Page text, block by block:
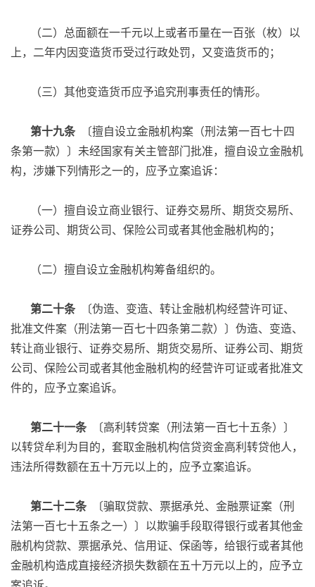
（二）总面额在一千元以上或者币量在一百张（枚）以
上，二年内因变造货币受过行政处罚，又变造货币的；
（三）其他变造货币应予追究刑事责任的情形。
第十九条
〔擅自设立金融机构案（刑法第一百七十四
条第一款）〕未经国家有关主管部门批准，擅自设立金融机
构，涉嫌下列情形之一的，应予立案追诉：
（一）擅自设立商业银行、证券交易所、期货交易所、
证券公司、期货公司、保险公司或者其他金融机构的；
（二）擅自设立金融机构筹备组织的。
第二十条
〔伪造、变造、转让金融机构经营许可证、
批准文件案（刑法第一百七十四条第二款）〕伪造、变造、
转让商业银行、证券交易所、期货交易所、证券公司、期货
公司、保险公司或者其他金融机构的经营许可证或者批准文
件的，应予立案追诉。
第二十一条 〔高利转贷案（刑法第一百七十五条）〕
以转贷牟利为目的，套取金融机构信贷资金高利转贷他人，
违法所得数额在五十万元以上的，应予立案追诉。
第二十二条
〔骗取贷款、票据承兑、金融票证案（刑
法第一百七十五条之一）〕以欺骗手段取得银行或者其他金
融机构贷款、票据承兑、信用证、保函等，给银行或者其他
金融机构造成直接经济损失数额在五十万元以上的，应予立